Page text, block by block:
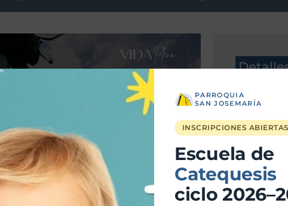
PARROQUIA
SAN JOSEMARÍA
INSCRIPCIONES ABIERTAS
Escuela de
Catequesis
ciclo